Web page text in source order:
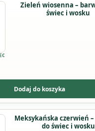
Zieleń wiosenna –
świec i wosku
Dodaj do koszyka
Meksykańska czerwień
do świec i wosku